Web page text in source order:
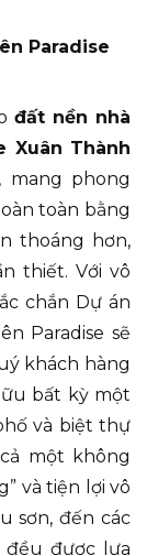
Paradise
đất nền nhà
Xuân Thành
mang phong
toàn bằng
thoáng hơn,
thiết. Với vô
chắn Dự án
Paradise sẽ
khách hàng
bất kỳ một
và biệt thự
một không
và tiện lợi vô
sơn, đến các
được lựa